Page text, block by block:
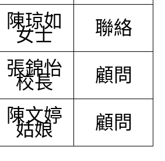
陳琼如
女士 聯絡
張錦怡
校長 顧問
陳文婷
姑娘 顧問